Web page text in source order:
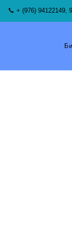
+ (976) 94122149,